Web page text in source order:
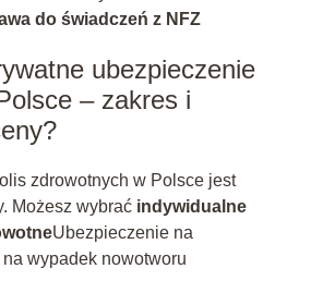
do świadczeń z NFZ
ubezpieczenie
– zakres i
zdrowotnych w Polsce jest
Możesz wybrać indywidualne
Ubezpieczenie na
wypadek nowotworu